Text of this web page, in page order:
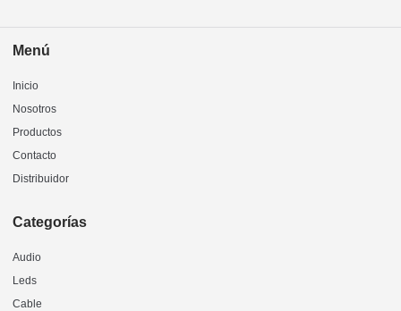
Menú
Inicio
Nosotros
Productos
Contacto
Distribuidor
Categorías
Audio
Leds
Cable